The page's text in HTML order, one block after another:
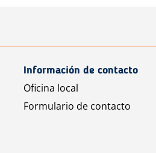
Información de contacto
Oficina local
Formulario de contacto